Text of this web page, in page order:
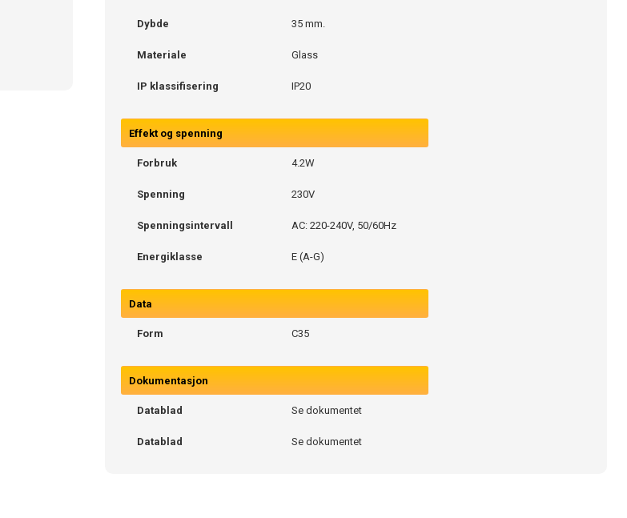
Dybde 35 mm.
Materiale Glass
IP klassifisering IP20
Effekt og spenning
Forbruk 4.2W
Spenning 230V
Spenningsintervall AC: 220-240V, 50/60Hz
Energiklasse E (A-G)
Data
Form C35
Dokumentasjon
Datablad Se dokumentet
Datablad Se dokumentet